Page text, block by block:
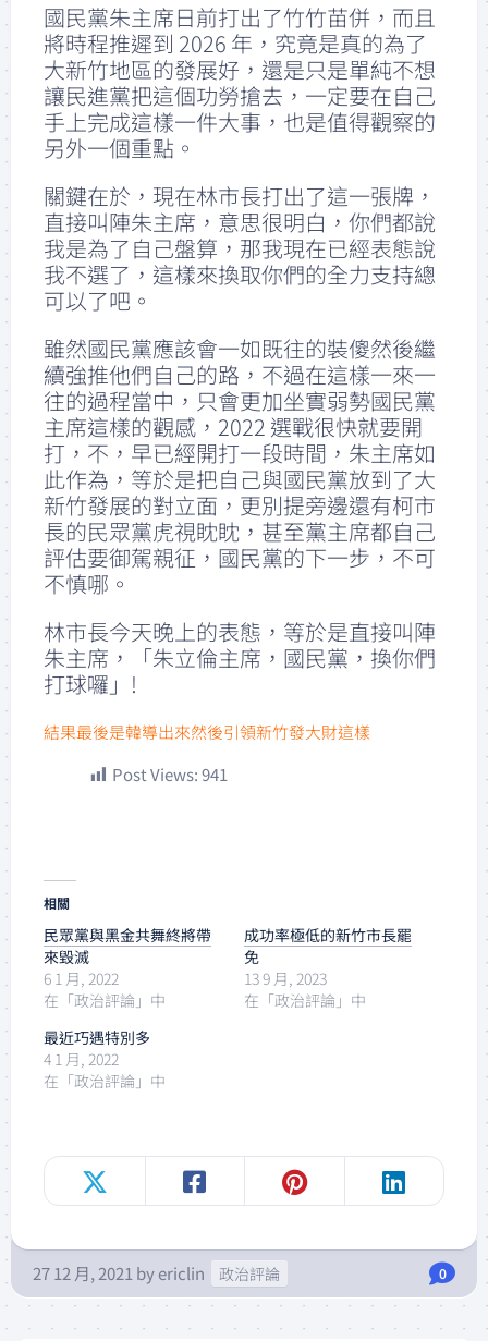
國民黨朱主席日前打出了竹竹苗併，而且
將時程推遲到 2026 年，究竟是真的為了
大新竹地區的發展好，還是只是單純不想
讓民進黨把這個功勞搶去，一定要在自己
手上完成這樣一件大事，也是值得觀察的
另外一個重點。
關鍵在於，現在林市長打出了這一張牌，
直接叫陣朱主席，意思很明白，你們都說
我是為了自己盤算，那我現在已經表態說
我不選了，這樣來換取你們的全力支持總
可以了吧。
雖然國民黨應該會一如既往的裝傻然後繼
續強推他們自己的路，不過在這樣一來一
往的過程當中，只會更加坐實弱勢國民黨
主席這樣的觀感，2022 選戰很快就要開
打，不，早已經開打一段時間，朱主席如
此作為，等於是把自己與國民黨放到了大
新竹發展的對立面，更別提旁邊還有柯市
長的民眾黨虎視眈眈，甚至黨主席都自己
評估要御駕親征，國民黨的下一步，不可
不慎哪。
林市長今天晚上的表態，等於是直接叫陣
朱主席，「朱立倫主席，國民黨，換你們
打球囉」!
結果最後是韓導出來然後引領新竹發大財這樣
Post Views:941
相關
民眾黨與黑金共舞終將帶
來毀滅
6 1 月, 2022
在「政治評論」中
成功率極低的新竹市長罷
免
13 9 月, 2023
在「政治評論」中
最近巧遇特別多
4 1 月, 2022
在「政治評論」中
27 12 月, 2021byericlin 政治評論 0